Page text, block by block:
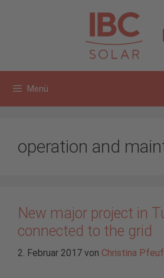
Menü
operation and
New major project in
connected to the grid
2. Februar 2017 von Christina